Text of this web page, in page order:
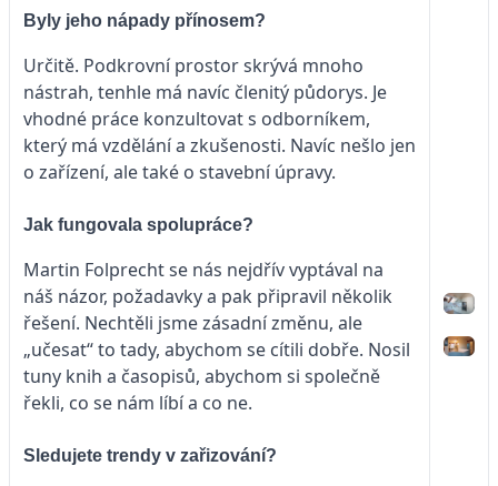
Byly jeho nápady přínosem?
Určitě. Podkrovní prostor skrývá mnoho
nástrah, tenhle má navíc členitý půdorys. Je
vhodné práce konzultovat s odborníkem,
který má vzdělání a zkušenosti. Navíc nešlo jen
o zařízení, ale také o stavební úpravy.
Jak fungovala spolupráce?
Martin Folprecht se nás nejdřív vyptával na
náš názor, požadavky a pak připravil několik
řešení. Nechtěli jsme zásadní změnu, ale
„učesat“ to tady, abychom se cítili dobře. Nosil
tuny knih a časopisů, abychom si společně
řekli, co se nám líbí a co ne.
Sledujete trendy v zařizování?